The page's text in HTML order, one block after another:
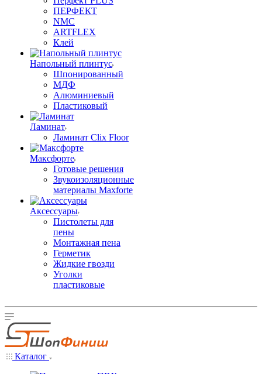
ПЕРФЕКТ
NMC
ARTFLEX
Клей
Напольный плинтус
Шпонированный
МДФ
Алюминиевый
Пластиковый
Ламинат
Ламинат Clix Floor
Максфорте
Готовые решения
Звукоизоляционные
материалы Maxforte
Аксессуары
Пистолеты для
пены
Монтажная пена
Герметик
Жидкие гвозди
Уголки
пластиковые
Каталог